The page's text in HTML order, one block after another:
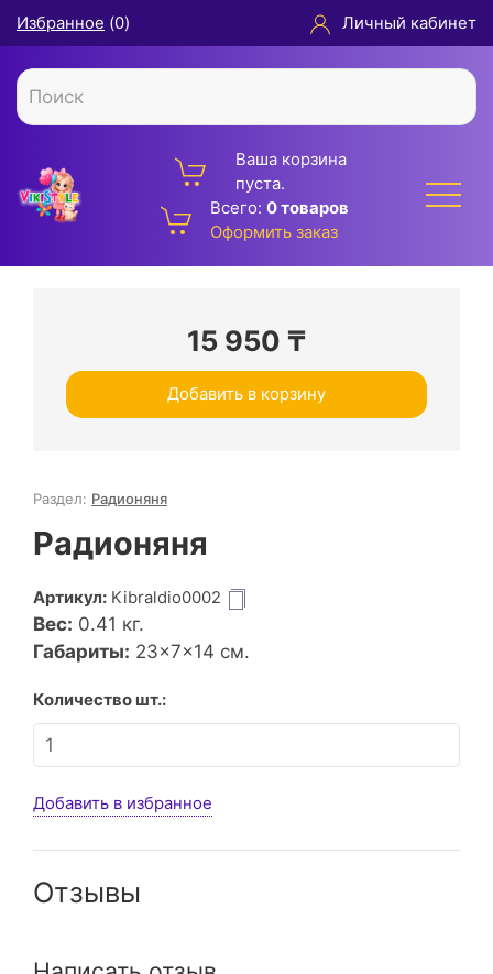
Избранное (0) Личный кабинет
Ваша корзина
пуста.
Всего: 0 товаров
Оформить заказ
15 950 ₸
Добавить в корзину
Раздел: Радионяня
Радионяня
Артикул: Kibraldio0002
Вес: 0.41 кг.
Габариты: 23×7×14 см.
Количество шт.:
Добавить в избранное
Отзывы